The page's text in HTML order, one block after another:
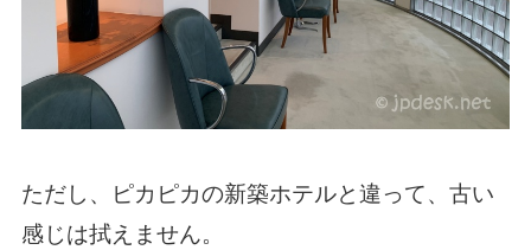
ただし、ピカピカの新築ホテルと違って、古い
感じは拭えません。